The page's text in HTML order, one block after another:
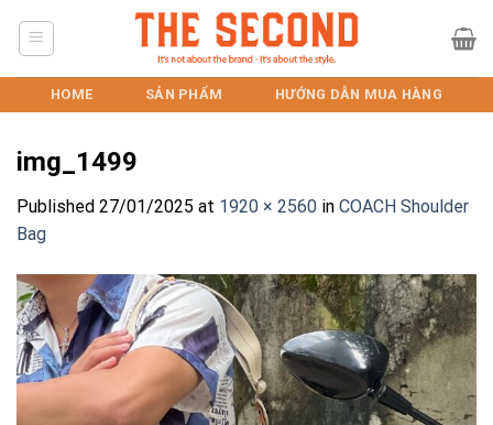
HOME SẢN PHẨM HƯỚNG DẪN MUA HÀNG
img_1499
Published 27/01/2025 at 1920 × 2560 in COACH Shoulder
Bag